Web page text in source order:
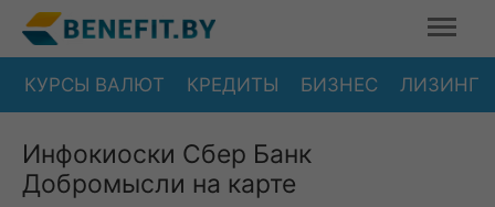
КУРСЫ ВАЛЮТ КРЕДИТЫ БИЗНЕС ЛИЗИНГ
Инфокиоски Сбер Банк
Добромысли на карте